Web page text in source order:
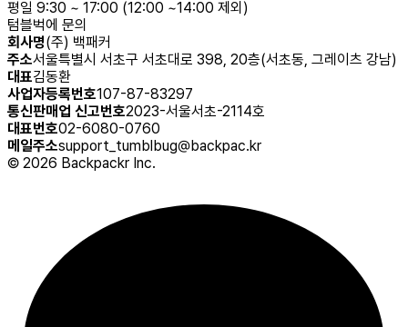
평일 9:30 ~ 17:00 (12:00 ~14:00 제외)
텀블벅에 문의
회사명(주) 백패커
주소서울특별시 서초구 서초대로 398, 20층(서초동, 그레이츠 강남)
대표김동환
사업자등록번호107-87-83297
통신판매업 신고번호2023-서울서초-2114호
대표번호02-6080-0760
메일주소support_tumblbug@backpac.kr
© 2026 Backpackr Inc.